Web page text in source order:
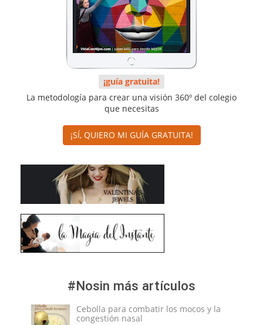
¡guía gratuita!
La metodología para crear una visión 360º del colegio
que necesitas
¡SÍ, QUIERO MI GUÍA GRATUITA!
#Nosin más artículos
Cebolla para combatir los mocos y la
congestión nasal